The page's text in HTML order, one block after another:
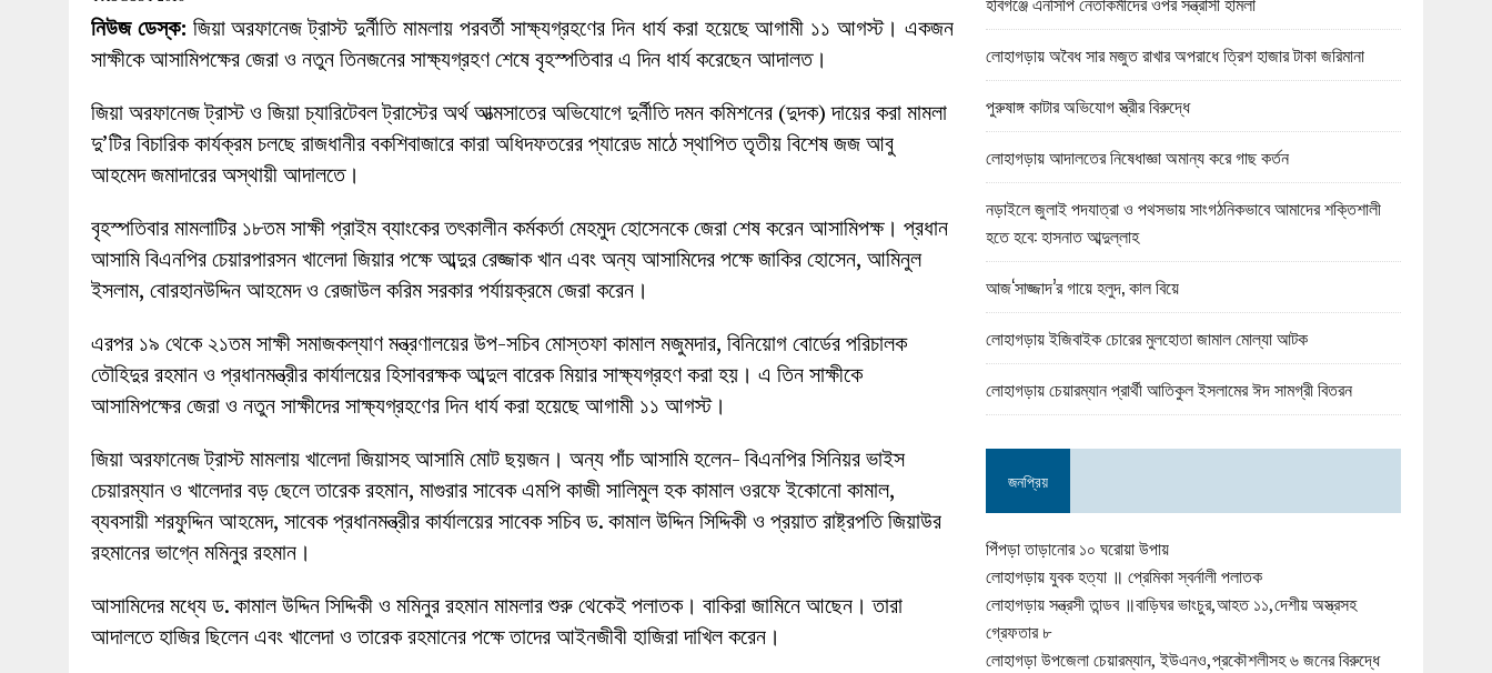
27 MAY 2026 | লোহাগড়ায় চেয়ারম্যান প্রার্থী আতিকুল ইসলামের ঈদ সামগ্রী বিতরন
1 AUGUST 2026
লোহাগড়ায় জাল দলিলে নামজারি ॥ এসিল্যান্ড অফিসে ভয়াবহ দুর্নীতি
নিউজ ডেস্ক: জিয়া অরফানেজ ট্রাস্ট দুর্নীতি মামলায় পরবর্তী সাক্ষ্যগ্রহণের দিন ধার্য করা হয়েছে আগামী ১১ আগস্ট। একজন
সাক্ষীকে আসামিপক্ষের জেরা ও নতুন তিনজনের সাক্ষ্যগ্রহণ শেষে বৃহস্পতিবার এ দিন ধার্য করেছেন আদালত।
জিয়া অরফানেজ ট্রাস্ট ও জিয়া চ্যারিটেবল ট্রাস্টের অর্থ আত্মসাতের অভিযোগে দুর্নীতি দমন কমিশনের (দুদক) দায়ের করা মামলা
দু’টির বিচারিক কার্যক্রম চলছে রাজধানীর বকশিবাজারে কারা অধিদফতরের প্যারেড মাঠে স্থাপিত তৃতীয় বিশেষ জজ আবু
আহমেদ জমাদারের অস্থায়ী আদালতে।
বৃহস্পতিবার মামলাটির ১৮তম সাক্ষী প্রাইম ব্যাংকের তৎকালীন কর্মকর্তা মেহমুদ হোসেনকে জেরা শেষ করেন আসামিপক্ষ। প্রধান
আসামি বিএনপির চেয়ারপারসন খালেদা জিয়ার পক্ষে আব্দুর রেজ্জাক খান এবং অন্য আসামিদের পক্ষে জাকির হোসেন, আমিনুল
ইসলাম, বোরহানউদ্দিন আহমেদ ও রেজাউল করিম সরকার পর্যায়ক্রমে জেরা করেন।
এরপর ১৯ থেকে ২১তম সাক্ষী সমাজকল্যাণ মন্ত্রণালয়ের উপ-সচিব মোস্তফা কামাল মজুমদার, বিনিয়োগ বোর্ডের পরিচালক
তৌহিদুর রহমান ও প্রধানমন্ত্রীর কার্যালয়ের হিসাবরক্ষক আব্দুল বারেক মিয়ার সাক্ষ্যগ্রহণ করা হয়। এ তিন সাক্ষীকে
আসামিপক্ষের জেরা ও নতুন সাক্ষীদের সাক্ষ্যগ্রহণের দিন ধার্য করা হয়েছে আগামী ১১ আগস্ট।
জিয়া অরফানেজ ট্রাস্ট মামলায় খালেদা জিয়াসহ আসামি মোট ছয়জন। অন্য পাঁচ আসামি হলেন- বিএনপির সিনিয়র ভাইস
চেয়ারম্যান ও খালেদার বড় ছেলে তারেক রহমান, মাগুরার সাবেক এমপি কাজী সালিমুল হক কামাল ওরফে ইকোনো কামাল,
ব্যবসায়ী শরফুদ্দিন আহমেদ, সাবেক প্রধানমন্ত্রীর কার্যালয়ের সাবেক সচিব ড. কামাল উদ্দিন সিদ্দিকী ও প্রয়াত রাষ্ট্রপতি জিয়াউর
রহমানের ভাগ্নে মমিনুর রহমান।
আসামিদের মধ্যে ড. কামাল উদ্দিন সিদ্দিকী ও মমিনুর রহমান মামলার শুরু থেকেই পলাতক। বাকিরা জামিনে আছেন। তারা
আদালতে হাজির ছিলেন এবং খালেদা ও তারেক রহমানের পক্ষে তাদের আইনজীবী হাজিরা দাখিল করেন।
লোহাগড়ায় অবৈধ সার মজুত রাখার অপরাধে ত্রিশ হাজার টাকা জরিমানা
পুরুষাঙ্গ কাটার অভিযোগ স্ত্রীর বিরুদ্ধে
লোহাগড়ায় আদালতের নিষেধাজ্ঞা অমান্য করে গাছ কর্তন
নড়াইলে জুলাই পদযাত্রা ও পথসভায় সাংগঠনিকভাবে আমাদের শক্তিশালী
হতে হবে: হাসনাত আব্দুল্লাহ
আজ‘সাজ্জাদ’র গায়ে হলুদ, কাল বিয়ে
লোহাগড়ায় ইজিবাইক চোরের মুলহোতা জামাল মোল্যা আটক
লোহাগড়ায় চেয়ারম্যান প্রার্থী আতিকুল ইসলামের ঈদ সামগ্রী বিতরন
জনপ্রিয়
পিঁপড়া তাড়ানোর ১০ ঘরোয়া উপায়
লোহাগড়ায় যুবক হত্যা ॥ প্রেমিকা স্বর্নালী পলাতক
লোহাগড়ায় সন্ত্রসী তান্ডব ॥বাড়িঘর ভাংচুর,আহত ১১,দেশীয় অস্ত্রসহ
গ্রেফতার ৮
লোহাগড়া উপজেলা চেয়ারম্যান, ইউএনও,প্রকৌশলীসহ ৬ জনের বিরুদ্ধে